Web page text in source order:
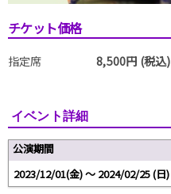
チケット価格
指定席 8,500円 (税込)
イベント詳細
公演期間
2023/12/01(金) 〜 2024/02/25 (日)